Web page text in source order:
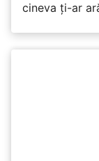
cineva ți-ar